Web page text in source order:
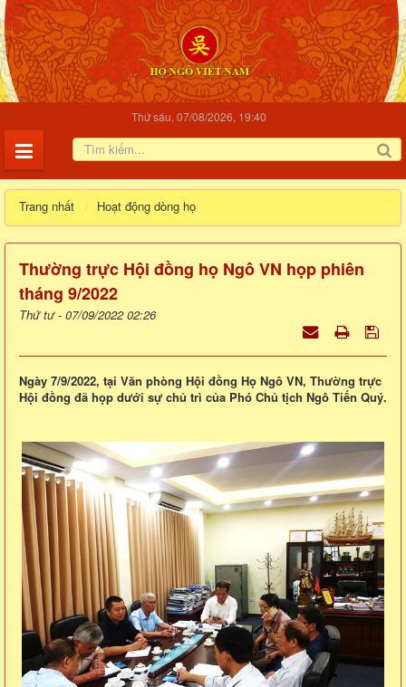
Thứ sáu, 07/08/2026, 19:40
Trang nhất Hoạt động dòng họ
Thường trực Hội đồng họ Ngô VN họp phiên
tháng 9/2022
Thứ tư - 07/09/2022 02:26
Ngày 7/9/2022, tại Văn phòng Hội đồng Họ Ngô VN, Thường trực
Hội đồng đã họp dưới sự chủ trì của Phó Chủ tịch Ngô Tiến Quý.